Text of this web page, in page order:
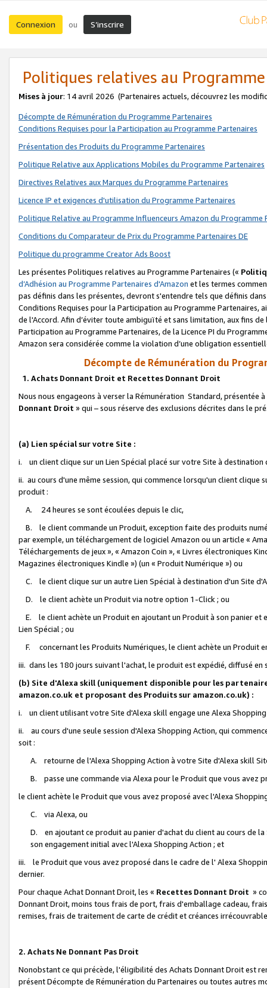
Connexion ou S’inscrire
Politiques relatives au
Mises à jour: 14 avril 2026 (Partenaires actuels, découvrez les
Décompte de Rémunération du Programme Partenaires
Conditions Requises pour la Participation au Programme Partenaires
Présentation des Produits du Programme Partenaires
Politique Relative aux Applications Mobiles du Programme Partenaires
Directives Relatives aux Marques du Programme Partenaires
Licence IP et exigences d'utilisation du Programme Partenaires
Politique Relative au Programme Influenceurs Amazon du Programme
Conditions du Comparateur de Prix du Programme Partenaires DE
Politique du programme Creator Ads Boost
Les présentes Politiques relatives au Programme Partenaires («
d’Adhésion au Programme Partenaires d'Amazon et les termes
pas définis dans les présentes, devront s'entendre tels que définis
Conditions Requises pour la Participation au Programme Partenaires,
de l'Accord. Afin d’éviter toute ambiguïté et sans limitation, aux fins
Participation au Programme Partenaires, de la Licence PI du
Amazon sera considérée comme la violation d’une obligation
Décompte de Rémunération du
1. Achats Donnant Droit et Recettes Donnant Droit
Nous nous engageons à verser la Rémunération Standard, présentée
Donnant Droit » qui – sous réserve des exclusions décrites dans le
(a) Lien spécial sur votre Site :
i. un client clique sur un Lien Spécial placé sur votre Site à destination
ii. au cours d'une même session, qui commence lorsqu'un client
produit :
A. 24 heures se sont écoulées depuis le clic,
B. le client commande un Produit, exception faite des produits
par exemple, un téléchargement de logiciel Amazon ou un article «
Téléchargements de jeux », « Amazon Coin », « Livres électroniques
Magazines électroniques Kindle ») (un « Produit Numérique ») ou
C. le client clique sur un autre Lien Spécial à destination d'un Site
D. le client achète un Produit via notre option 1-Click ; ou
E. le client achète un Produit en ajoutant un Produit à son panier et
Lien Spécial ; ou
F. concernant les Produits Numériques, le client achète un Produit
iii. dans les 180 jours suivant l'achat, le produit est expédié, diffusé
(b) Site d'Alexa skill (uniquement disponible pour les
amazon.co.uk et proposant des Produits sur amazon.co.uk) :
i. un client utilisant votre Site d'Alexa skill engage une Alexa
ii. au cours d'une seule session d'Alexa Shopping Action, qui
soit :
A. retourne de l'Alexa Shopping Action à votre Site d'Alexa skill
B. passe une commande via Alexa pour le Produit que vous avez
le client achète le Produit que vous avez proposé avec l'Alexa
C. via Alexa, ou
D. en ajoutant ce produit au panier d'achat du client au cours de
son engagement initial avec l'Alexa Shopping Action ; et
iii. le Produit que vous avez proposé dans le cadre de l' Alexa
dernier.
Pour chaque Achat Donnant Droit, les « Recettes Donnant Droit »
Donnant Droit, moins tous frais de port, frais d'emballage cadeau,
remises, frais de traitement de carte de crédit et créances
2. Achats Ne Donnant Pas Droit
Nonobstant ce qui précède, l'éligibilité des Achats Donnant Droit est
présent Décompte de Rémunération du Partenaires ou toutes autres